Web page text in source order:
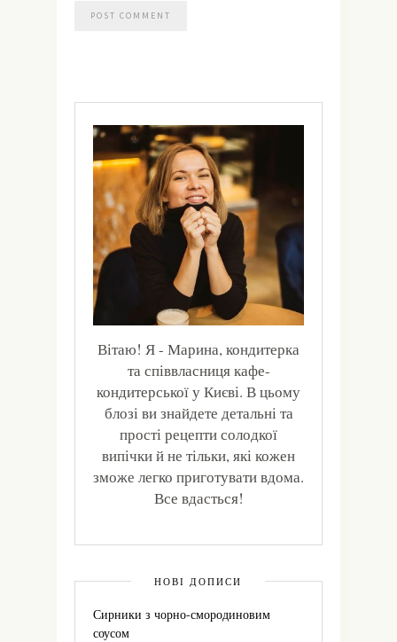
Вітаю! Я - Марина, кондитерка
та співвласниця кафе-
кондитерської у Києві. В цьому
блозі ви знайдете детальні та
прості рецепти солодкої
випічки й не тільки, які кожен
зможе легко приготувати вдома.
Все вдасться!
НОВІ ДОПИСИ
Сирники з чорно-смородиновим
соусом